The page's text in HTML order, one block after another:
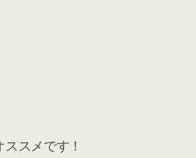
スメです！